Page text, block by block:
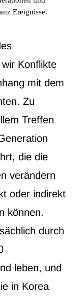
Ereignisse.
Konflikte
mit dem
Zu
Treffen
die die
verändern
oder indirekt
können.
durch
leben, und
in Korea